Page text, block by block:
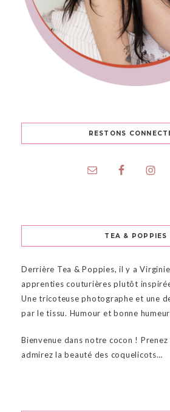
RESTONS
TEA & POPPIES
Derrière Tea & Poppies, il y a
apprenties couturières plutôt
Une tricoteuse photographe et une
par le tissu. Humour et bonne
Bienvenue dans notre cocon !
admirez la beauté des coquelicots…